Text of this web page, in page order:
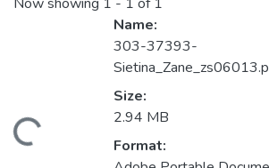
Name:
303-37393-
Size:
2.94 MB
Format: